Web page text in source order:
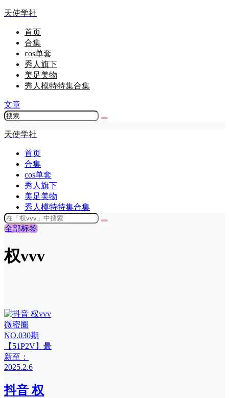
天使学社
首页
合集
cos单套
秀人旗下
美足美物
秀人模特特集合集
文章
天使学社
首页
合集
cos单套
秀人旗下
美足美物
秀人模特特集合集
全部标签
权vvv
抖音 权